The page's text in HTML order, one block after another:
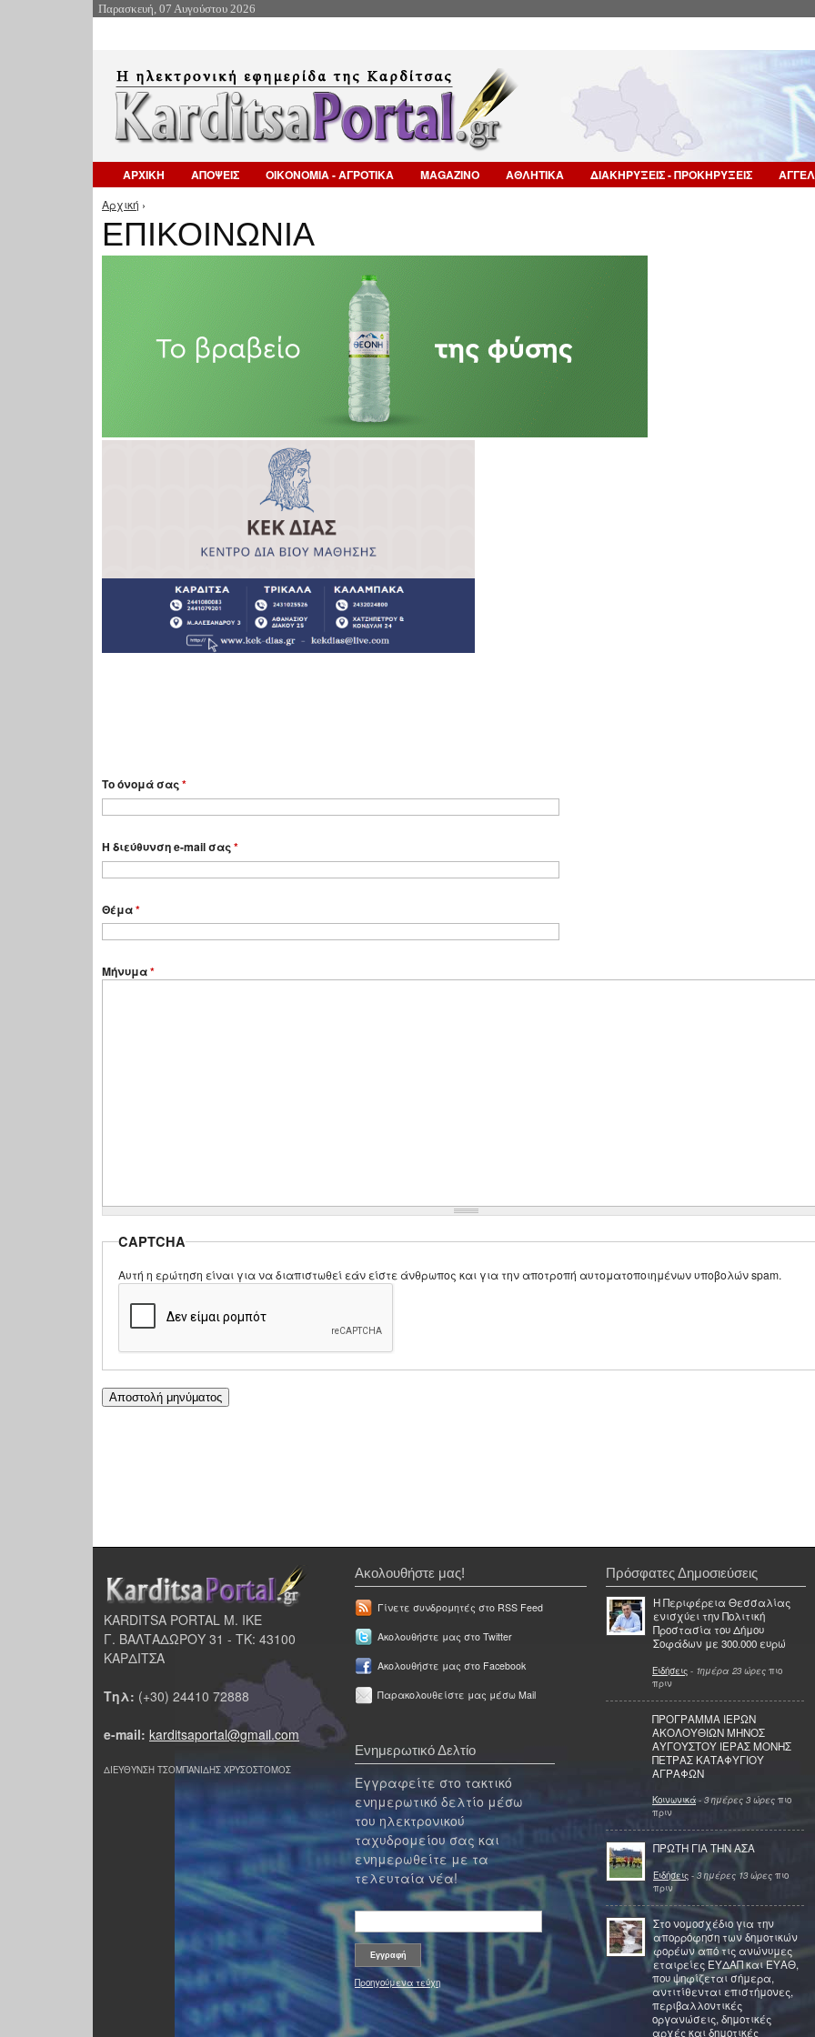
Παρασκευή, 07 Αυγούστου 2026
ΑΡΧΙΚΗ ΑΠΟΨΕΙΣ ΟΙΚΟΝΟΜΙΑ - ΑΓΡΟΤΙΚΑ MAGAZINO ΑΘΛΗΤΙΚΑ ΔΙΑΚΗΡΥΞΕΙΣ - ΠΡΟΚΗΡΥΞΕΙΣ
Είστε εδώ
Αρχική ›
ΕΠΙΚΟΙΝΩΝΙΑ
Το όνομά σας*
Η διεύθυνση e-mail σας*
Θέμα*
Μήνυμα*
CAPTCHA
Αυτή η ερώτηση είναι για να διαπιστωθεί εάν είστε άνθρωπος και για την αποτροπή αυτοματοποιημένων υποβολών spam.
KARDITSA PORTAL Μ. ΙΚΕ
Γ. ΒΑΛΤΑΔΩΡΟΥ 31 - ΤΚ: 43100
ΚΑΡΔΙΤΣΑ
Τηλ: (+30) 24410 72888
e-mail: karditsaportal@gmail.com
ΔΙΕΥΘΥΝΣΗ ΤΣΟΜΠΑΝΙΔΗΣ ΧΡΥΣΟΣΤΟΜΟΣ
Ακολουθήστε μας!
Γίνετε συνδρομητές στο RSS Feed
Ακολουθήστε μας στο Twitter
Ακολουθήστε μας στο Facebook
Παρακολουθείστε μας μέσω Mail
Ενημερωτικό Δελτίο
Εγγραφείτε στο τακτικό
ενημερωτικό δελτίο μέσω
του ηλεκτρονικού
ταχυδρομείου σας και
ενημερωθείτε με τα
τελευταία νέα!
Προηγούμενα τεύχη
Πρόσφατες Δημοσιεύσεις
Η Περιφέρεια Θεσσαλίας
ενισχύει την Πολιτική
Προστασία του Δήμου
Σοφάδων με 300.000 ευρώ
Ειδήσεις - 1ημέρα 23 ώρες πιο
πριν
ΠΡΟΓΡΑΜΜΑ ΙΕΡΩΝ
ΑΚΟΛΟΥΘΙΩΝ ΜΗΝΟΣ
ΑΥΓΟΥΣΤΟΥ ΙΕΡΑΣ ΜΟΝΗΣ
ΠΕΤΡΑΣ ΚΑΤΑΦΥΓΙΟΥ
ΑΓΡΑΦΩΝ
Κοινωνικά - 3 ημέρες 3 ώρες πιο
πριν
ΠΡΩΤΗ ΓΙΑ ΤΗΝ ΑΣΑ
Ειδήσεις - 3 ημέρες 13 ώρες πιο
πριν
Στο νομοσχέδιο για την
απορρόφηση των δημοτικών
φορέων από τις ανώνυμες
εταιρείες ΕΥΔΑΠ και ΕΥΑΘ,
που ψηφίζεται σήμερα,
αντιτίθενται επιστήμονες,
περιβαλλοντικές
οργανώσεις, δημοτικές
αρχές και δημοτικές